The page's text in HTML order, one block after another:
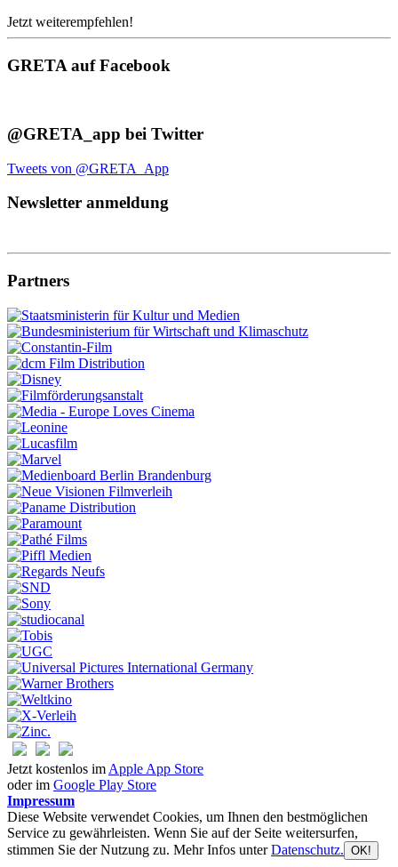
Jetzt weiterempfehlen!
GRETA auf Facebook
@GRETA_app bei Twitter
Tweets von @GRETA_App
Newsletter anmeldung
Partners
Jetzt kostenlos im Apple App Store
oder im Google Play Store
Impressum
Diese Website verwendet Cookies, um Ihnen den bestmöglichen
Service zu gewährleisten. Wenn Sie auf der Seite weitersurfen,
stimmen Sie der Nutzung zu. Mehr Infos unterDatenschutz. OK!